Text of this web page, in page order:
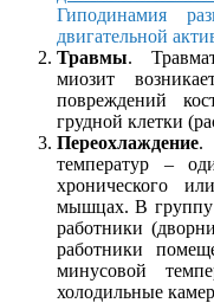
Гиподинамия
двигательной
Травмы.
миозит
повреждений
грудной клетки
Переохлаждение.
температур –
хронического
мышцах. В группу
работники
работники
минусовой
холодильные